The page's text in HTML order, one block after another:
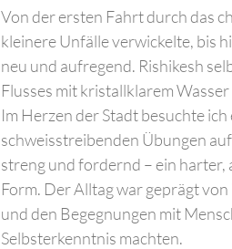
Von der ersten Fahrt durch das
kleinere Unfälle verwickelte, bis
neu und aufregend. Rishikesh
Flusses mit kristallklarem
Im Herzen der Stadt besuchte
schweisstreibenden Übungen
streng und fordernd – ein
Form. Der Alltag war geprägt
und den Begegnungen mit
Selbsterkenntnis machten.